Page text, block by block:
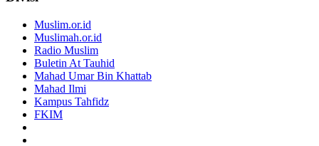
Muslim.or.id
Muslimah.or.id
Radio Muslim
Buletin At Tauhid
Mahad Umar Bin Khattab
Mahad Ilmi
Kampus Tahfidz
FKIM